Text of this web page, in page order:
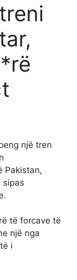
një tren
Pakistan,
sipas
të forcave të
një nga
i